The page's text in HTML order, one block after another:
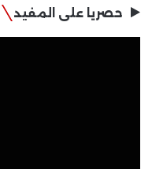
حصريا على المفيد